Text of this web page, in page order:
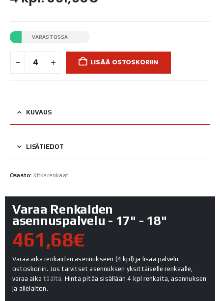
VARASTOSSA
LISÄÄ OSTOSKORIIN
KUVAUS
LISÄTIEDOT
Osasto: Kitkarenkaat
Varaa Renkaiden
asennuspalvelu - 17" - 18"
461,68€
Varaa aika renkaiden asennukseen (4 kpl) ja lisää palvelu
ostoskoriin. Jos tarvitset asennuksen yksittäiselle renkaalle,
varaa aikatäältä. Hinta pitää sisällään 4 kpl renkaita, asennuksen
ja allelaiton.